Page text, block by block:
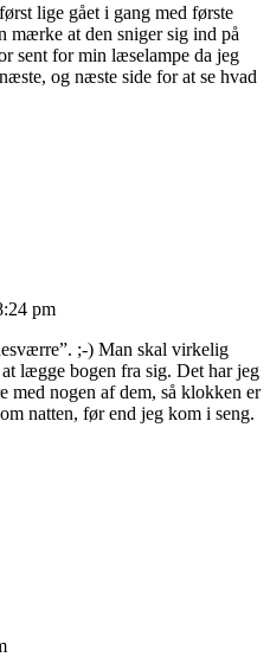
lige gået i gang med første
mærke at den sniger sig ind på
sent for min læselampe da jeg
og næste side for at se hvad
pm
;-) Man skal virkelig
lægge bogen fra sig. Det har jeg
med nogen af dem, så klokken er
natten, før end jeg kom i seng.